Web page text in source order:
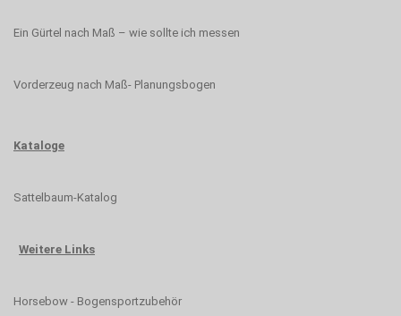
Ein Gürtel nach Maß – wie sollte ich messen
Vorderzeug nach Maß- Planungsbogen
Kataloge
Sattelbaum-Katalog
Weitere Links
Horsebow - Bogensportzubehör